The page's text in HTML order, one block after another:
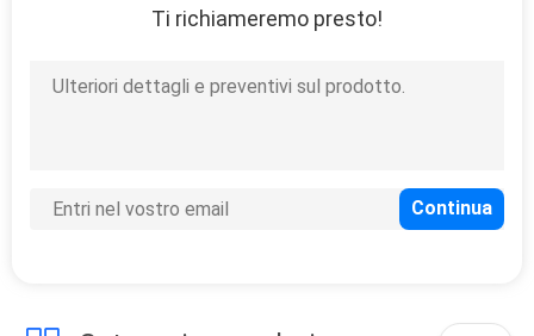
Ti richiameremo presto!